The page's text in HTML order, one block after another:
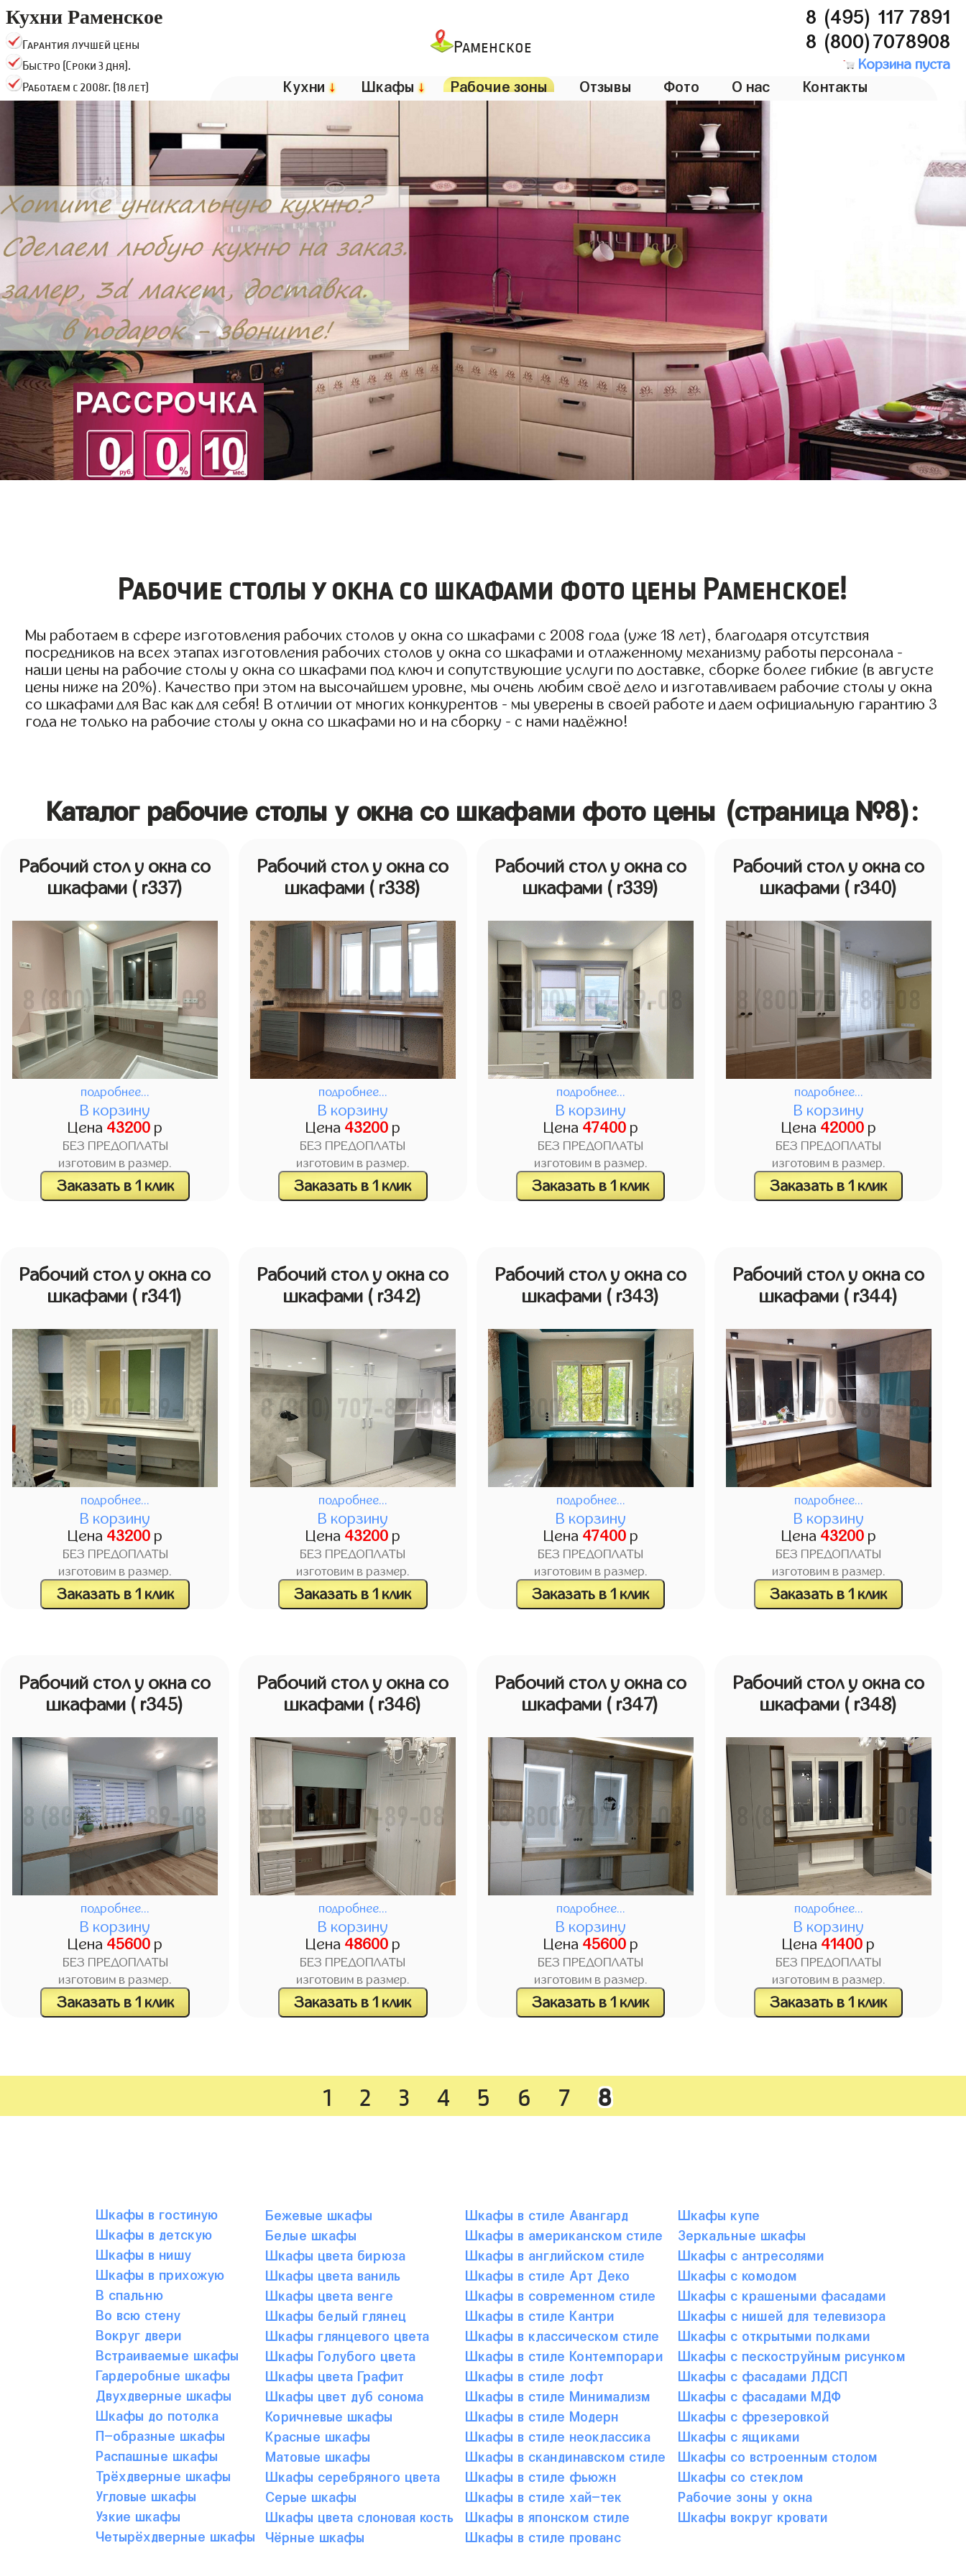
Кухни Раменское
Гарантия лучшей цены
Быстро (Сроки 3 дня).
Работаем с 2008г. (18 лет)
Раменское
8 (495) 117 7891
8 (800)7078908
Корзина пуста
Кухни↓ Шкафы↓ Рабочие зоны Отзывы Фото О нас Контакты
Рабочие столы у окна со шкафами фото цены Раменское!
Мы работаем в сфере изготовления рабочих столов у окна со шкафами с 2008 года (уже 18 лет), благодаря отсутствия
посредников на всех этапах изготовления рабочих столов у окна со шкафами и отлаженному механизму работы персонала -
наши цены на рабочие столы у окна со шкафами под ключ и сопутствующие услуги по доставке, сборке более гибкие (в августе
цены ниже на 20%). Качество при этом на высочайшем уровне, мы очень любим своё дело и изготавливаем рабочие столы у окна
со шкафами для Вас как для себя! В отличии от многих конкурентов - мы уверены в своей работе и даем официальную гарантию 3
года не только на рабочие столы у окна со шкафами но и на сборку - с нами надёжно!
Каталог рабочие столы у окна со шкафами фото цены (страница №8):
Рабочий стол у окна со
шкафами ( r337)
подробнее...
В корзину
Цена 43200 р
БЕЗ ПРЕДОПЛАТЫ
изготовим в размер.
Заказать в 1 клик
Рабочий стол у окна со
шкафами ( r338)
подробнее...
В корзину
Цена 43200р
БЕЗ ПРЕДОПЛАТЫ
изготовим в размер.
Заказать в 1 клик
Рабочий стол у окна со
шкафами ( r339)
подробнее...
В корзину
Цена 47400р
БЕЗ ПРЕДОПЛАТЫ
изготовим в размер.
Заказать в 1 клик
Рабочий стол у окна со
шкафами ( r340)
подробнее...
В корзину
Цена 42000р
БЕЗ ПРЕДОПЛАТЫ
изготовим в размер.
Заказать в 1 клик
Рабочий стол у окна со
шкафами ( r341)
подробнее...
В корзину
Цена 43200 р
БЕЗ ПРЕДОПЛАТЫ
изготовим в размер.
Заказать в 1 клик
Рабочий стол у окна со
шкафами ( r342)
подробнее...
В корзину
Цена 43200р
БЕЗ ПРЕДОПЛАТЫ
изготовим в размер.
Заказать в 1 клик
Рабочий стол у окна со
шкафами ( r343)
подробнее...
В корзину
Цена 47400р
БЕЗ ПРЕДОПЛАТЫ
изготовим в размер.
Заказать в 1 клик
Рабочий стол у окна со
шкафами ( r344)
подробнее...
В корзину
Цена 43200р
БЕЗ ПРЕДОПЛАТЫ
изготовим в размер.
Заказать в 1 клик
Рабочий стол у окна со
шкафами ( r345)
подробнее...
В корзину
Цена 45600 р
БЕЗ ПРЕДОПЛАТЫ
изготовим в размер.
Заказать в 1 клик
Рабочий стол у окна со
шкафами ( r346)
подробнее...
В корзину
Цена 48600р
БЕЗ ПРЕДОПЛАТЫ
изготовим в размер.
Заказать в 1 клик
Рабочий стол у окна со
шкафами ( r347)
подробнее...
В корзину
Цена 45600р
БЕЗ ПРЕДОПЛАТЫ
изготовим в размер.
Заказать в 1 клик
Рабочий стол у окна со
шкафами ( r348)
подробнее...
В корзину
Цена 41400 р
БЕЗ ПРЕДОПЛАТЫ
изготовим в размер.
Заказать в 1 клик
1 2 3 4 5 6 7 8
Шкафы в гостиную Бежевые шкафы Шкафы в стиле Авангард
Шкафы купе
Шкафы в детскую
Белые шкафы Шкафы в американском стиле
Зеркальные шкафы
Шкафы в нишу
Шкафы цвета бирюза Шкафы в английском стиле
Шкафы с антресолями
Шкафы в прихожую
Шкафы цвета ваниль Шкафы в стиле Арт Деко
Шкафы с комодом
В спальню
Шкафы цвета венге Шкафы в современном стиле
Шкафы с крашеными фасадами
Во всю стену
Шкафы белый глянец Шкафы в стиле Кантри
Шкафы с нишей для телевизора
Вокруг двери
Шкафы глянцевого цвета Шкафы в классическом стиле
Шкафы с открытыми полками
Встраиваемые шкафы
Шкафы Голубого цвета Шкафы в стиле Контемпорари
Шкафы с пескоструйным рисунком
Гардеробные шкафы
Шкафы цвета Графит Шкафы в стиле лофт
Шкафы с фасадами ЛДСП
Двухдверные шкафы
Шкафы цвет дуб сонома Шкафы в стиле Минимализм
Шкафы с фасадами МДФ
Шкафы до потолка
Коричневые шкафы Шкафы в стиле Модерн
Шкафы с фрезеровкой
П-образные шкафы
Красные шкафы Шкафы в стиле неоклассика
Шкафы с ящиками
Распашные шкафы
Матовые шкафы Шкафы в скандинавском стиле
Шкафы со встроенным столом
Трёхдверные шкафы
Шкафы серебряного цвета Шкафы в стиле фьюжн
Шкафы со стеклом
Угловые шкафы
Серые шкафы Шкафы в стиле хай-тек
Рабочие зоны у окна
Узкие шкафы
Шкафы цвета слоновая кость Шкафы в японском стиле
Шкафы вокруг кровати
Четырёхдверные шкафы
Чёрные шкафы Шкафы в стиле прованс